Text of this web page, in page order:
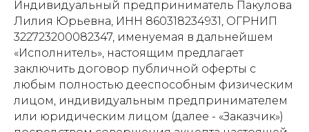
Индивидуальный предприниматель Пакулова
Лилия Юрьевна, ИНН 860318234931, ОГРНИП
322723200082347, именуемая в дальнейшем
«Исполнитель», настоящим предлагает
заключить договор публичной оферты с
любым полностью дееспособным физическим
лицом, индивидуальным предпринимателем
или юридическим лицом (далее - «Заказчик»)